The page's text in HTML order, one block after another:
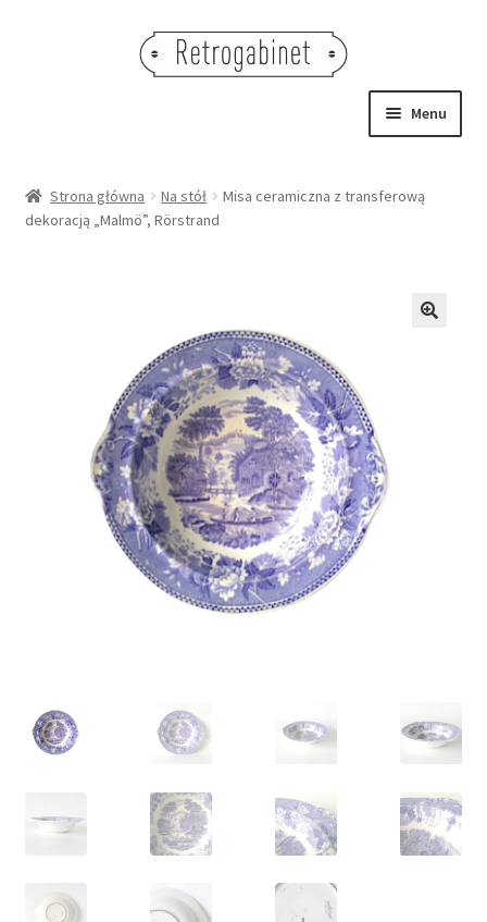
Menu
OBRAZY
OŚWIETLENIE
Strona główna Na stół
Misa ceramiczna z transferową
dekoracją „Malmö”, Rörstrand